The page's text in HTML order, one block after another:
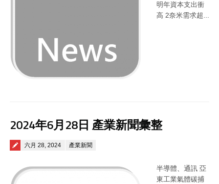
明年資本支出衝
高 2奈米需求超...
2024年6月28日 產業新聞彙整
Posted on
六月 28, 2024 產業新聞
半導體、通訊 亞
東工業氣體碳捕